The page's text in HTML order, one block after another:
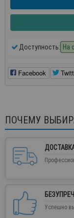
Доступность: На
Facebook
ПОЧЕМУ
Успешно